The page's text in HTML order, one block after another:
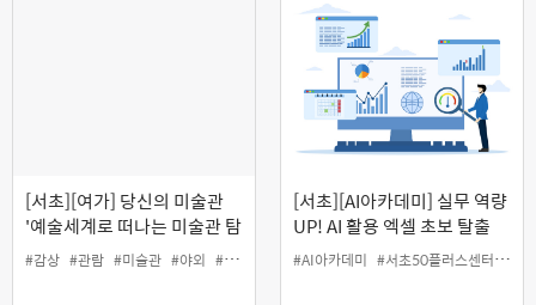
[서초][여가] 당신의 미술관
'예술세계로 떠나는 미술관 탐
방'
#감상 #관람 #미술관 #야외 #여가 #인생설계
[서초][AI아카데미] 실무 역량
UP! AI 활용 엑셀 초보 탈출
#AI아카데미 #서초50플러스센터 #엑